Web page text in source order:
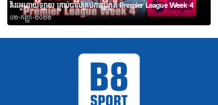
វីដេអូហាយឡាយ គ្រាប់បាល់គ្រប់ការប្រកួត Premier League Week 4
០២-កញ្ញា-២០២២